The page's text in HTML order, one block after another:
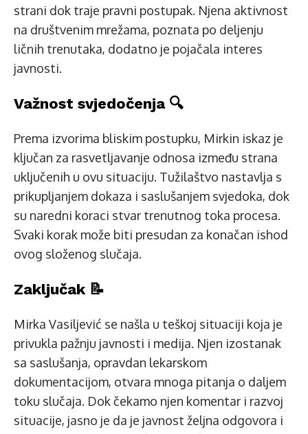
strani dok traje pravni postupak. Njena aktivnost
na društvenim mrežama, poznata po deljenju
ličnih trenutaka, dodatno je pojačala interes
javnosti.
Važnost svjedočenja 🔍
Prema izvorima bliskim postupku, Mirkin iskaz je
ključan za rasvetljavanje odnosa između strana
uključenih u ovu situaciju. Tužilaštvo nastavlja s
prikupljanjem dokaza i saslušanjem svjedoka, dok
su naredni koraci stvar trenutnog toka procesa.
Svaki korak može biti presudan za konačan ishod
ovog složenog slučaja.
Zaključak 📝
Mirka Vasiljević se našla u teškoj situaciji koja je
privukla pažnju javnosti i medija. Njen izostanak
sa saslušanja, opravdan lekarskom
dokumentacijom, otvara mnoga pitanja o daljem
toku slučaja. Dok čekamo njen komentar i razvoj
situacije, jasno je da je javnost željna odgovora i